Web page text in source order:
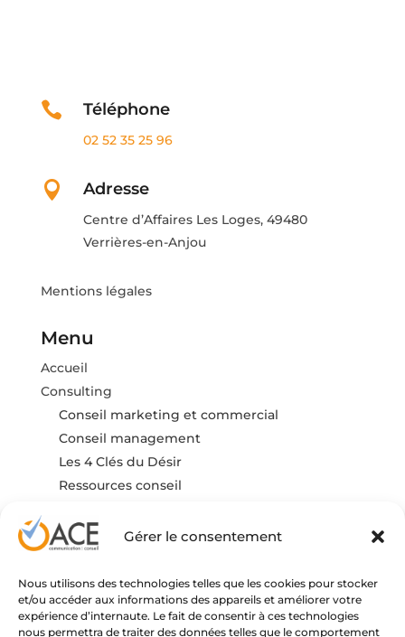
Gérer le consentement
Nous utilisons des technologies telles que les cookies pour stocker
et/ou accéder aux informations des appareils et améliorer votre
expérience d’internaute. Le fait de consentir à ces technologies
nous permettra de traiter des données telles que le comportement
 Téléphone
02 52 35 25 96
 Adresse
Centre d’Affaires Les Loges, 49480
Verrières-en-Anjou
Mentions légales
Menu
Accueil
Consulting
Conseil marketing et commercial
Conseil management
Les 4 Clés du Désir
Ressources conseil
FAQ
Contact